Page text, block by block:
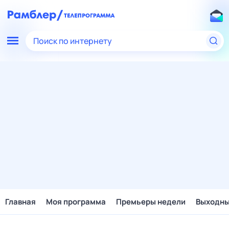
Поиск по интернету
Главная Моя программа Премьеры недели